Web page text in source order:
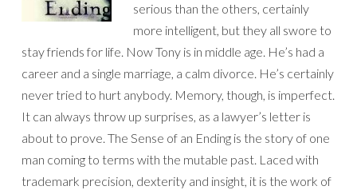
serious than the others, certainly
more intelligent, but they all swore to
stay friends for life. Now Tony is in middle age. He’s had a
career and a single marriage, a calm divorce. He’s certainly
never tried to hurt anybody. Memory, though, is imperfect.
It can always throw up surprises, as a lawyer’s letter is
about to prove. The Sense of an Ending is the story of one
man coming to terms with the mutable past. Laced with
trademark precision, dexterity and insight, it is the work of